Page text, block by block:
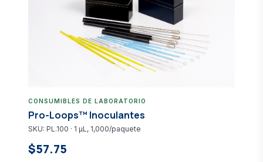
CONSUMIBLES DE LABORATORIO
Pro-Loops™ Inoculantes
SKU: PL.100 · 1 µL, 1,000/paquete
$57.75